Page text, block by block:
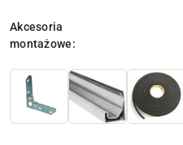
Wariant
Akcesoria
montażowe: